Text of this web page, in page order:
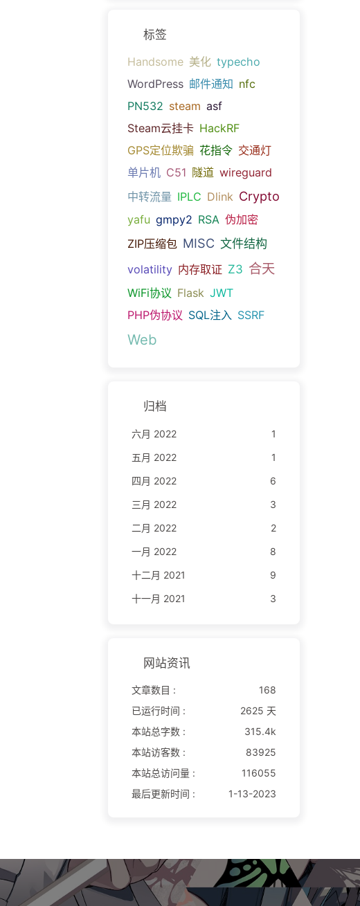
标签
Handsome 美化 typecho
WordPress 邮件通知 nfc
PN532 steam asf
Steam云挂卡 HackRF
GPS定位欺骗 花指令 交通灯
单片机 C51 隧道 wireguard
中转流量 IPLC Dlink Crypto
yafu gmpy2 RSA 伪加密
ZIP压缩包 MISC 文件结构
volatility 内存取证 Z3 合天
WiFi协议 Flask JWT
PHP伪协议 SQL注入 SSRF
Web
归档
六月 2022
1
五月 2022
1
四月 2022
6
三月 2022
3
二月 2022
2
一月 2022
8
十二月 2021
9
十一月 2021
3
网站资讯
文章数目 :
168
已运行时间 :
2625 天
本站总字数 :
315.4k
本站访客数 :
83925
本站总访问量 :
116055
最后更新时间 :
1-13-2023